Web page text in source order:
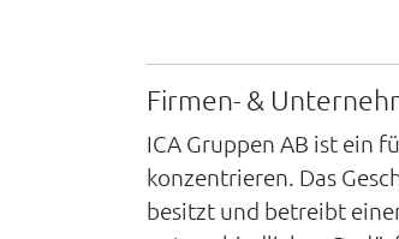
Firmen- &
ICA Gruppen AB ist ein
konzentrieren. Das
besitzt und betreibt